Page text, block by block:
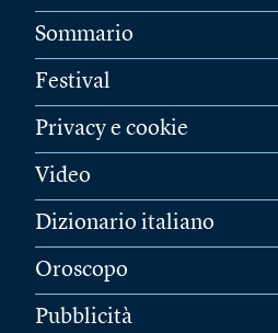
Sommario
Festival
Privacy e cookie
Video
Dizionario italiano
Oroscopo
Pubblicità